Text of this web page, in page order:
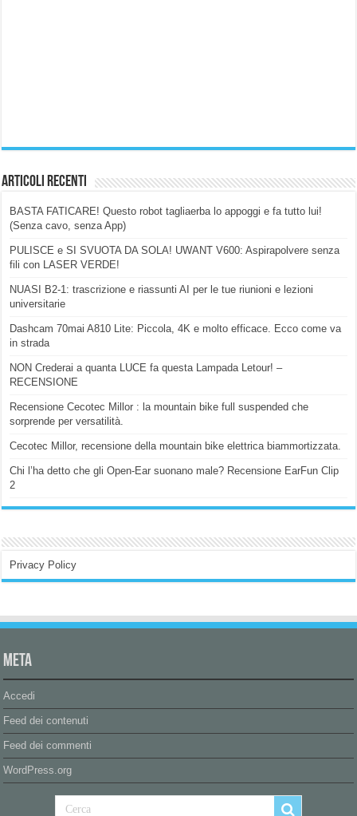
Articoli Recenti
BASTA FATICARE! Questo robot tagliaerba lo appoggi e fa tutto lui!
(Senza cavo, senza App)
PULISCE e SI SVUOTA DA SOLA! UWANT V600: Aspirapolvere senza
fili con LASER VERDE!
NUASI B2-1: trascrizione e riassunti AI per le tue riunioni e lezioni
universitarie
Dashcam 70mai A810 Lite: Piccola, 4K e molto efficace. Ecco come va
in strada
NON Crederai a quanta LUCE fa questa Lampada Letour! –
RECENSIONE
Recensione Cecotec Millor : la mountain bike full suspended che
sorprende per versatilità.
Cecotec Millor, recensione della mountain bike elettrica biammortizzata.
Chi l’ha detto che gli Open-Ear suonano male? Recensione EarFun Clip
2
Privacy Policy
Meta
Accedi
Feed dei contenuti
Feed dei commenti
WordPress.org